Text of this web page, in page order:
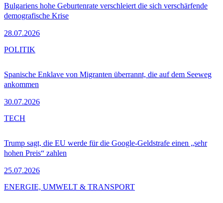
Bulgariens hohe Geburtenrate verschleiert die sich verschärfende
demografische Krise
28.07.2026
Spanische Enklave von Migranten überrannt, die auf dem Seeweg
ankommen
30.07.2026
POLITIK
Trump sagt, die EU werde für die Google-Geldstrafe einen „sehr
hohen Preis“ zahlen
25.07.2026
TECH
ENERGIE, UMWELT & TRANSPORT